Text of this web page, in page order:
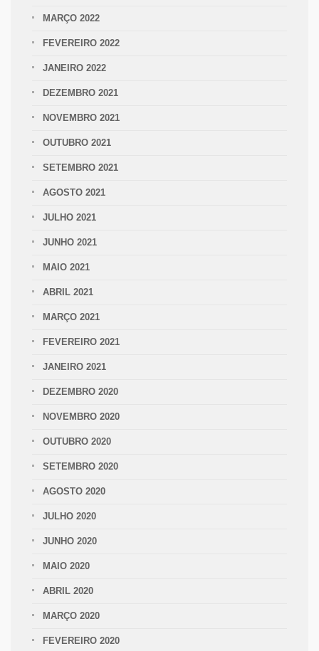
MARÇO 2022
FEVEREIRO 2022
JANEIRO 2022
DEZEMBRO 2021
NOVEMBRO 2021
OUTUBRO 2021
SETEMBRO 2021
AGOSTO 2021
JULHO 2021
JUNHO 2021
MAIO 2021
ABRIL 2021
MARÇO 2021
FEVEREIRO 2021
JANEIRO 2021
DEZEMBRO 2020
NOVEMBRO 2020
OUTUBRO 2020
SETEMBRO 2020
AGOSTO 2020
JULHO 2020
JUNHO 2020
MAIO 2020
ABRIL 2020
MARÇO 2020
FEVEREIRO 2020